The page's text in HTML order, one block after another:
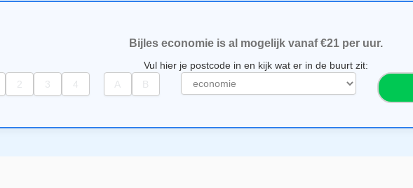
Bijles economie is al mogelijk vanaf €21 per uur.
Vul hier je postcode in en kijk wat er in de buurt zit:
e